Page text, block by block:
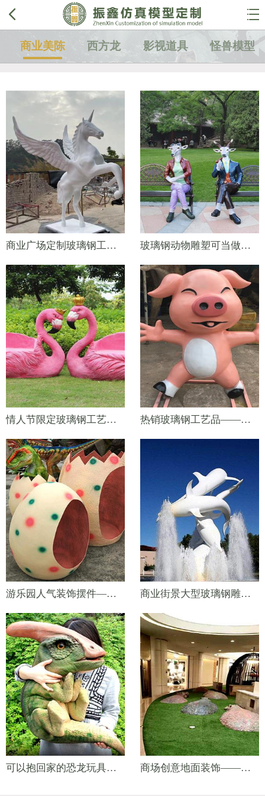
 
商业美陈 西方龙 影视道具 怪兽模型
商业广场定制玻璃钢工艺品——独角兽 玻璃钢动物雕塑可当做景区座椅摆件
情人节限定玻璃钢工艺品——爱情火烈鸟座椅 热销玻璃钢工艺品——十二生肖
游乐园人气装饰摆件——拍照恐龙蛋 商业街景大型玻璃钢雕塑景观——喷泉海豚
可以抱回家的恐龙玩具——恐龙手偶 商场创意地面装饰——玻璃钢河马